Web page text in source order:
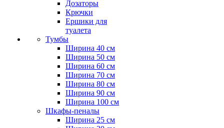
Дозаторы
Крючки
Ершики для
туалета
Тумбы
Ширина 40 см
Ширина 50 см
Ширина 60 см
Ширина 70 см
Ширина 80 см
Ширина 90 см
Ширина 100 см
Шкафы-пеналы
Ширина 25 см